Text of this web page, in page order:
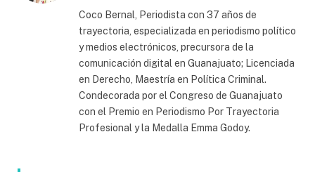
Coco Bernal, Periodista con 37 años de
trayectoria, especializada en periodismo político
y medios electrónicos, precursora de la
comunicación digital en Guanajuato; Licenciada
en Derecho, Maestría en Política Criminal.
Condecorada por el Congreso de Guanajuato
con el Premio en Periodismo Por Trayectoria
Profesional y la Medalla Emma Godoy.